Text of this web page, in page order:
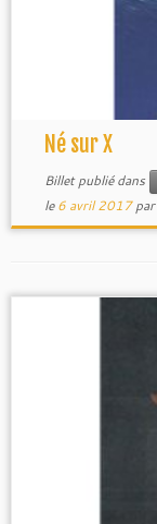
Né sur X
Billet publié dans
le6 avril 2017 par